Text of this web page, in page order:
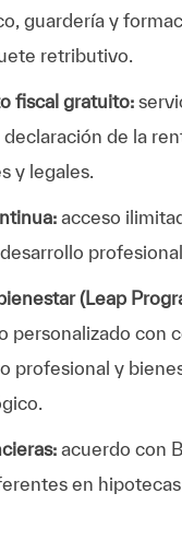
guardería y
retributivo.
fiscal gratuito:
declaración de la
y legales.
acceso
(Leap
personalizado con
profesional y
acuerdo con
en